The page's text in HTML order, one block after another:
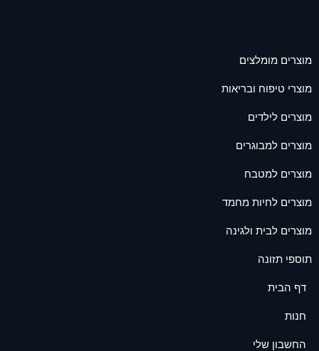
מוצרים מומלצים
מוצרי טיפוח ובריאות
מוצרים לילדים
מוצרים למבוגרים
מוצרים למטבח
מוצרים לחיות מחמד
מוצרים לבית ולגינה
תוספי תזונה
דף הבית
חנות
החשבון שלי